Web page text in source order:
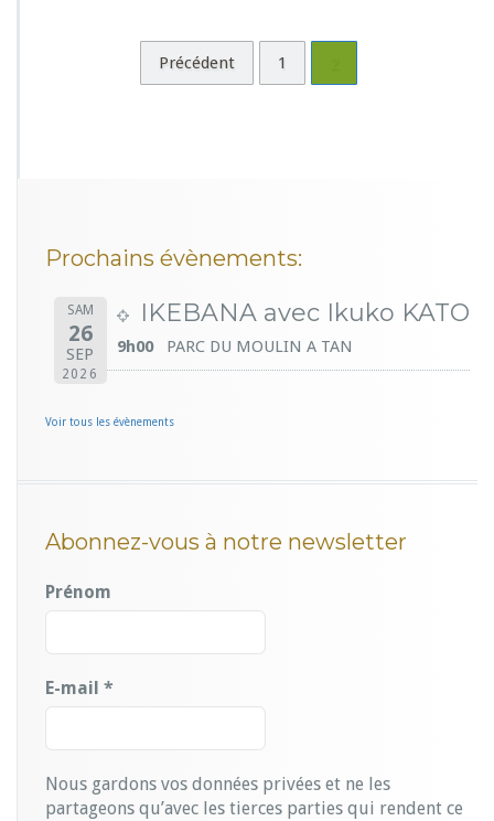
Précédent 1
Prochains évènements:
SAM
26
SEP
2026
IKEBANA avec Ikuko KATO
9h00 PARC DU MOULIN A TAN
Voir tous les évènements
Abonnez-vous à notre newsletter
Prénom
E-mail *
Nous gardons vos données privées et ne les
partageons qu’avec les tierces parties qui rendent ce